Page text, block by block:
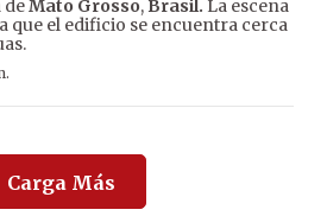
deMato Grosso, Brasil. La escena
que el edificio se encuentra cerca
Carga Más